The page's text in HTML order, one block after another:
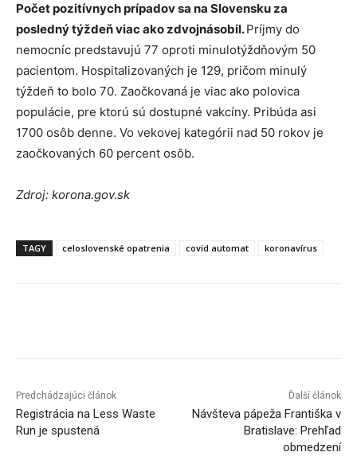
Počet pozitívnych prípadov sa na Slovensku za
posledný týždeň viac ako zdvojnásobil.Príjmy do
nemocníc predstavujú 77 oproti minulotýždňovým 50
pacientom. Hospitalizovaných je 129, pričom minulý
týždeň to bolo 70. Zaočkovaná je viac ako polovica
populácie, pre ktorú sú dostupné vakcíny. Pribúda asi
1700 osôb denne. Vo vekovej kategórii nad 50 rokov je
zaočkovaných 60 percent osôb.
Zdroj: korona.gov.sk
TAGY celoslovenské opatrenia covid automat koronavírus
Predchádzajúci článok
Registrácia na Less Waste
Run je spustená
Ďalší článok
Návšteva pápeža Františka v
Bratislave: Prehľad
obmedzení